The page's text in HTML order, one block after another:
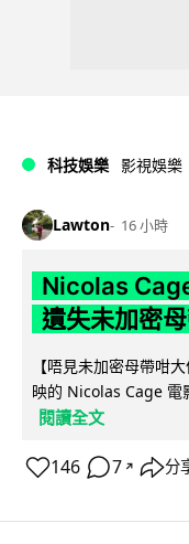
科技娛樂 影視娛樂
Lawton 16 小時
Nicolas
遺失未加密
【唔見未加密母帶咁
映的 Nicolas Cage
閱讀全文
146 7 ↗ 分